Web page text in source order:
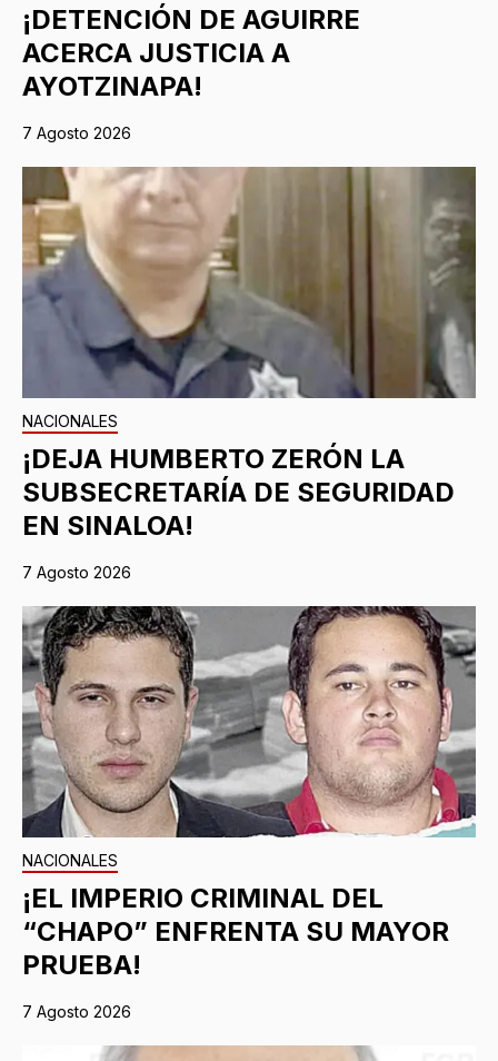
¡DETENCIÓN DE AGUIRRE
ACERCA JUSTICIA A
AYOTZINAPA!
7 Agosto 2026
NACIONALES
¡DEJA HUMBERTO ZERÓN LA
SUBSECRETARÍA DE SEGURIDAD
EN SINALOA!
7 Agosto 2026
NACIONALES
¡EL IMPERIO CRIMINAL DEL
“CHAPO” ENFRENTA SU MAYOR
PRUEBA!
7 Agosto 2026